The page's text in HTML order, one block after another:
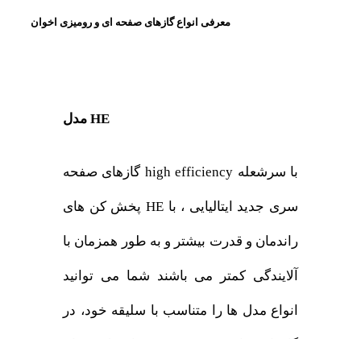
معرفی انواع گازهای صفحه ای و رومیزی اخوان
مدل HE
گازهای صفحه high efficiency با سرشعله
پخش کن های HE سری جدید ایتالیایی ، با
راندمان و قدرت بیشتر و به طور همزمان با
آلایندگی کمتر می باشند شما می توانید
انواع مدل ها را متناسب با سلیقه خود، در